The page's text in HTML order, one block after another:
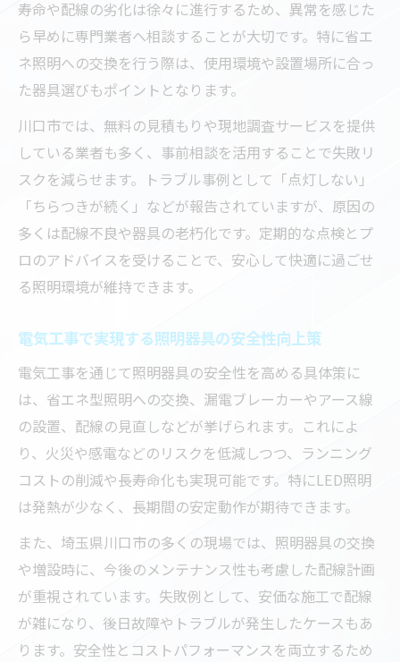
寿命や配線の劣化は徐々に進行するため、異常を感じた
ら早めに専門業者へ相談することが大切です。特に省エ
ネ照明への交換を行う際は、使用環境や設置場所に合っ
た器具選びもポイントとなります。
川口市では、無料の見積もりや現地調査サービスを提供
している業者も多く、事前相談を活用することで失敗リ
スクを減らせます。トラブル事例として「点灯しない」
「ちらつきが続く」などが報告されていますが、原因の
多くは配線不良や器具の老朽化です。定期的な点検とプ
ロのアドバイスを受けることで、安心して快適に過ごせ
る照明環境が維持できます。
電気工事で実現する照明器具の安全性向上策
電気工事を通じて照明器具の安全性を高める具体策に
は、省エネ型照明への交換、漏電ブレーカーやアース線
の設置、配線の見直しなどが挙げられます。これによ
り、火災や感電などのリスクを低減しつつ、ランニング
コストの削減や長寿命化も実現可能です。特にLED照明
は発熱が少なく、長期間の安定動作が期待できます。
また、埼玉県川口市の多くの現場では、照明器具の交換
や増設時に、今後のメンテナンス性も考慮した配線計画
が重視されています。失敗例として、安価な施工で配線
が雑になり、後日故障やトラブルが発生したケースもあ
ります。安全性とコストパフォーマンスを両立するため